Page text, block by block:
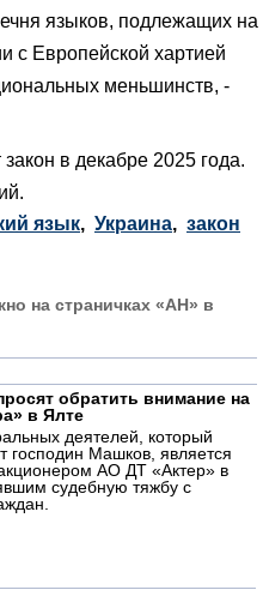
языков, подлежащих на
с Европейской хартией
меньшинств, -
в декабре 2025 года.
язык, Украина, закон
на страничках «АН» в
обратить внимание на
в Ялте
деятелей, который
господин Машков, является
АО ДТ «Актер» в
судебную тяжбу с